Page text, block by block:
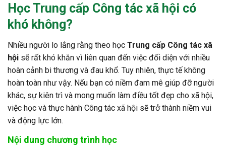
Học Trung cấp Công tác xã hội có
khó không?
Nhiều người lo lắng rằng theo học Trung cấp Công tác xã
hội sẽ rất khó khăn vì liên quan đến việc đối diện với nhiều
hoàn cảnh bi thương và đau khổ. Tuy nhiên, thực tế không
hoàn toàn như vậy. Nếu bạn có niềm đam mê giúp đỡ người
khác, sự kiên trì và mong muốn làm điều tốt đẹp cho xã hội,
việc học và thực hành Công tác xã hội sẽ trở thành niềm vui
và động lực lớn.
Nội dung chương trình học